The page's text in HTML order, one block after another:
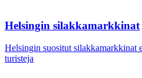
Helsingin silakkamarkkinat
Helsingin suositut silakkamarkkinat
turisteja